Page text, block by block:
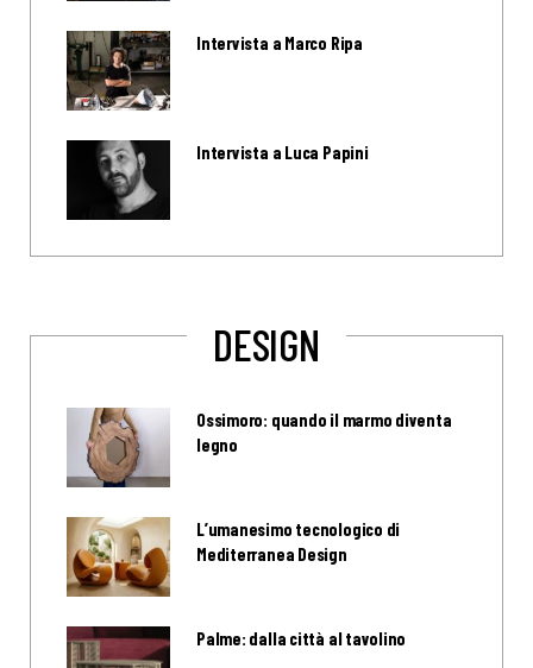
Intervista a Marco Ripa
Intervista a Luca Papini
DESIGN
Ossimoro: quando il marmo diventa
legno
L’umanesimo tecnologico di
Mediterranea Design
Palme: dalla città al tavolino